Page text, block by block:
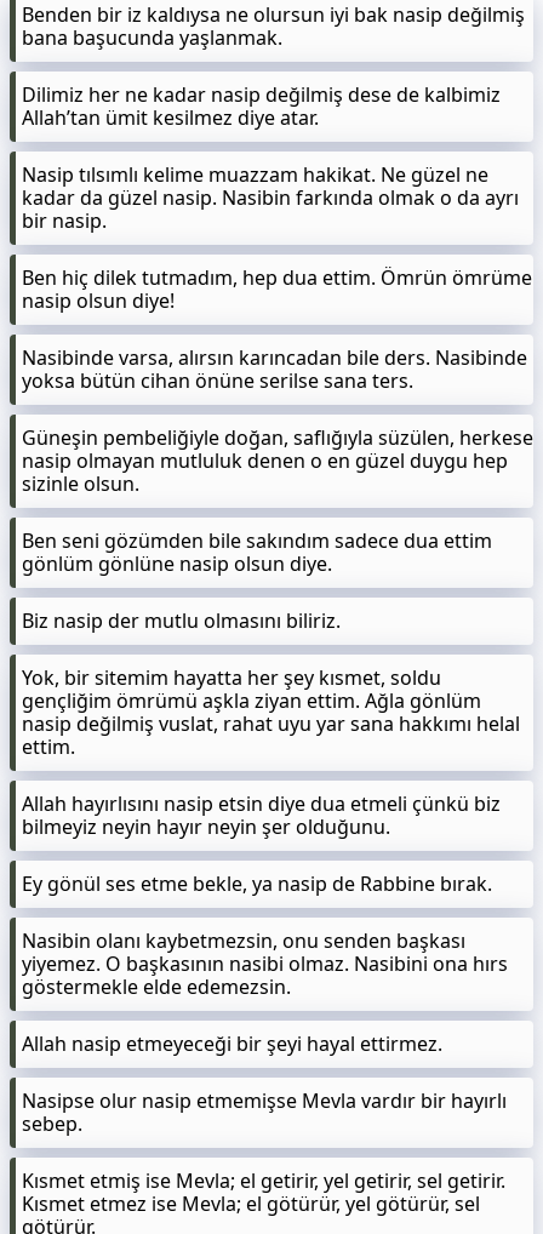
Benden bir iz kaldıysa ne olursun iyi bak nasip değilmiş
bana başucunda yaşlanmak.
Dilimiz her ne kadar nasip değilmiş dese de kalbimiz
Allah’tan ümit kesilmez diye atar.
Nasip tılsımlı kelime muazzam hakikat. Ne güzel ne
kadar da güzel nasip. Nasibin farkında olmak o da ayrı
bir nasip.
Ben hiç dilek tutmadım, hep dua ettim. Ömrün ömrüme
nasip olsun diye!
Nasibinde varsa, alırsın karıncadan bile ders. Nasibinde
yoksa bütün cihan önüne serilse sana ters.
Güneşin pembeliğiyle doğan, saflığıyla süzülen, herkese
nasip olmayan mutluluk denen o en güzel duygu hep
sizinle olsun.
Ben seni gözümden bile sakındım sadece dua ettim
gönlüm gönlüne nasip olsun diye.
Biz nasip der mutlu olmasını biliriz.
Yok, bir sitemim hayatta her şey kısmet, soldu
gençliğim ömrümü aşkla ziyan ettim. Ağla gönlüm
nasip değilmiş vuslat, rahat uyu yar sana hakkımı helal
ettim.
Allah hayırlısını nasip etsin diye dua etmeli çünkü biz
bilmeyiz neyin hayır neyin şer olduğunu.
Ey gönül ses etme bekle, ya nasip de Rabbine bırak.
Nasibin olanı kaybetmezsin, onu senden başkası
yiyemez. O başkasının nasibi olmaz. Nasibini ona hırs
göstermekle elde edemezsin.
Allah nasip etmeyeceği bir şeyi hayal ettirmez.
Nasipse olur nasip etmemişse Mevla vardır bir hayırlı
sebep.
Kısmet etmiş ise Mevla; el getirir, yel getirir, sel getirir.
Kısmet etmez ise Mevla; el götürür, yel götürür, sel
götürür.